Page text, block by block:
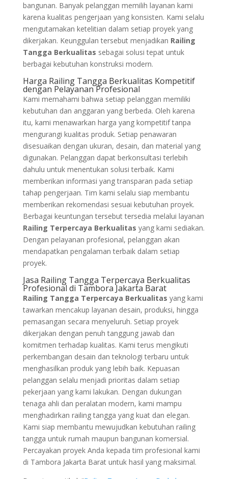
bangunan. Banyak pelanggan memilih layanan kami
karena kualitas pengerjaan yang konsisten. Kami selalu
mengutamakan ketelitian dalam setiap proyek yang
dikerjakan. Keunggulan tersebut menjadikan Railing
Tangga Berkualitas sebagai solusi tepat untuk
berbagai kebutuhan konstruksi modern.
Harga Railing Tangga Berkualitas Kompetitif
dengan Pelayanan Profesional
Kami memahami bahwa setiap pelanggan memiliki
kebutuhan dan anggaran yang berbeda. Oleh karena
itu, kami menawarkan harga yang kompetitif tanpa
mengurangi kualitas produk. Setiap penawaran
disesuaikan dengan ukuran, desain, dan material yang
digunakan. Pelanggan dapat berkonsultasi terlebih
dahulu untuk menentukan solusi terbaik. Kami
memberikan informasi yang transparan pada setiap
tahap pengerjaan. Tim kami selalu siap membantu
memberikan rekomendasi sesuai kebutuhan proyek.
Berbagai keuntungan tersebut tersedia melalui layanan
Railing Terpercaya Berkualitas yang kami sediakan.
Dengan pelayanan profesional, pelanggan akan
mendapatkan pengalaman terbaik dalam setiap
proyek.
Jasa Railing Tangga Terpercaya Berkualitas
Profesional di Tambora Jakarta Barat
Railing Tangga Terpercaya Berkualitas yang kami
tawarkan mencakup layanan desain, produksi, hingga
pemasangan secara menyeluruh. Setiap proyek
dikerjakan dengan penuh tanggung jawab dan
komitmen terhadap kualitas. Kami terus mengikuti
perkembangan desain dan teknologi terbaru untuk
menghasilkan produk yang lebih baik. Kepuasan
pelanggan selalu menjadi prioritas dalam setiap
pekerjaan yang kami lakukan. Dengan dukungan
tenaga ahli dan peralatan modern, kami mampu
menghadirkan railing tangga yang kuat dan elegan.
Kami siap membantu mewujudkan kebutuhan railing
tangga untuk rumah maupun bangunan komersial.
Percayakan proyek Anda kepada tim profesional kami
di Tambora Jakarta Barat untuk hasil yang maksimal.